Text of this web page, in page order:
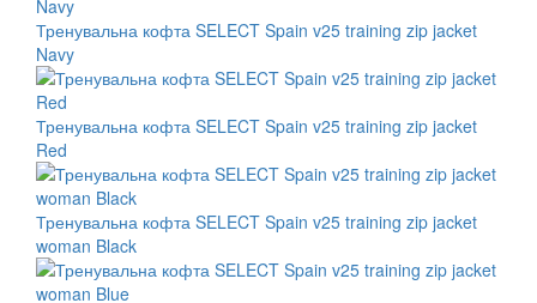
Тренувальна кофта SELECT Spain v25 training zip jacket
Navy
Тренувальна кофта SELECT Spain v25 training zip jacket
Red
Тренувальна кофта SELECT Spain v25 training zip jacket
woman Black